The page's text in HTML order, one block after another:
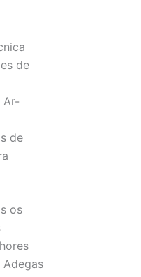
de
Ar-
de
os